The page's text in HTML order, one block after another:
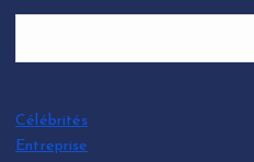
Célébrités
Entreprise